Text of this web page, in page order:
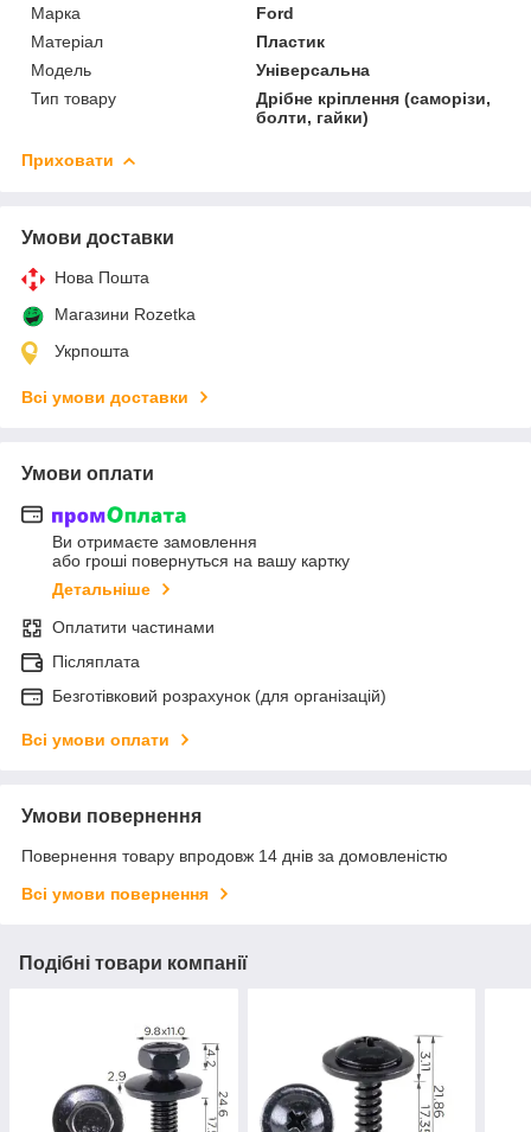
Марка
Ford
Матеріал
Пластик
Мoдель
Універсальна
Тип товару
Дрібне кріплення (саморізи,
болти, гайки)
Приховати
Умови доставки
Нова Пошта
Магазини Rozetka
Укрпошта
Всі умови доставки
Умови оплати
Ви отримаєте замовлення
або гроші повернуться на вашу картку
Детальніше
Оплатити частинами
Післяплата
Безготівковий розрахунок (для організацій)
Всі умови оплати
Умови повернення
Повернення товару впродовж 14 днів за домовленістю
Всі умови повернення
Подібні товари компанії